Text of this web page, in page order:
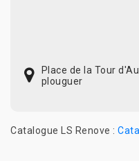
Place de la Tour
plouguer
Catalogue LS Renove :